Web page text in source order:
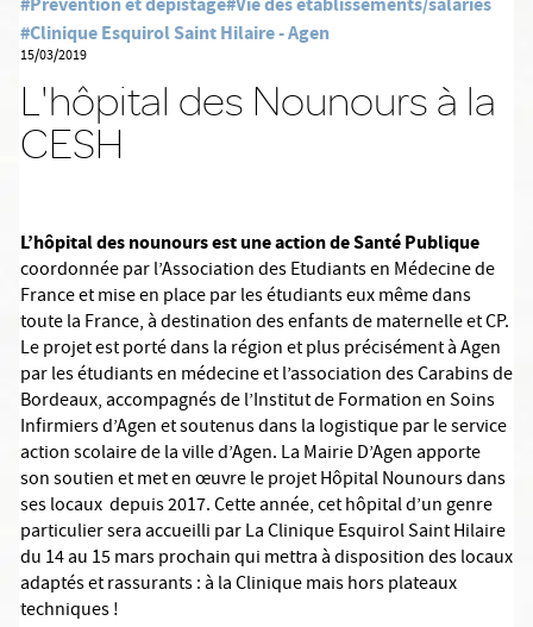
#Clinique Esquirol Saint Hilaire - Agen
15/03/2019
L'hôpital des Nounours à la
CESH
L’hôpital des nounours est une action de Santé Publique
coordonnée par l’Association des Etudiants en Médecine de
France et mise en place par les étudiants eux même dans
toute la France, à destination des enfants de maternelle et CP.
Le projet est porté dans la région et plus précisément à Agen
par les étudiants en médecine et l’association des Carabins de
Bordeaux, accompagnés de l’Institut de Formation en Soins
Infirmiers d’Agen et soutenus dans la logistique par le service
action scolaire de la ville d’Agen. La Mairie D’Agen apporte
son soutien et met en œuvre le projet Hôpital Nounours dans
ses locaux depuis 2017. Cette année, cet hôpital d’un genre
particulier sera accueilli par La Clinique Esquirol Saint Hilaire
du 14 au 15 mars prochain qui mettra à disposition des locaux
adaptés et rassurants : à la Clinique mais hors plateaux
techniques !